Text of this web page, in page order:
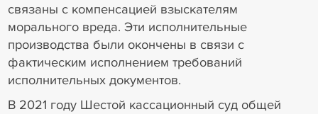
связаны с компенсацией взыскателям
морального вреда. Эти исполнительные
производства были окончены в связи с
фактическим исполнением требований
исполнительных документов.
В 2021 году Шестой кассационный суд общей